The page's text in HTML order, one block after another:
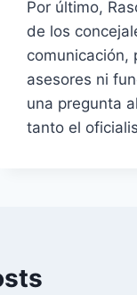
Por último,
de los
comunicación,
asesores ni
una pregunta
tanto el